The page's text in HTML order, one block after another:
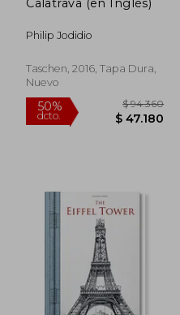
Philip Jodidio
Taschen, 2016, Tapa Dura,
Nuevo
dcto.